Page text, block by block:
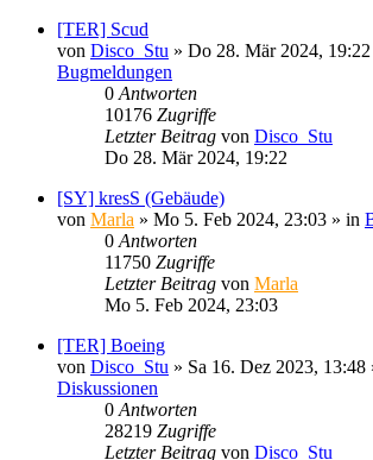
[TER] Scud
von Disco_Stu » Do 28. Mär 2024, 19:22
Bugmeldungen
0 Antworten
10176 Zugriffe
Letzter Beitrag von Disco_Stu
Do 28. Mär 2024, 19:22
[SY] kresS (Gebäude)
von Marla » Mo 5. Feb 2024, 23:03 » in
0 Antworten
11750 Zugriffe
Letzter Beitrag von Marla
Mo 5. Feb 2024, 23:03
[TER] Boeing
von Disco_Stu » Sa 16. Dez 2023, 13:48
Diskussionen
0 Antworten
28219 Zugriffe
Letzter Beitrag von Disco_Stu